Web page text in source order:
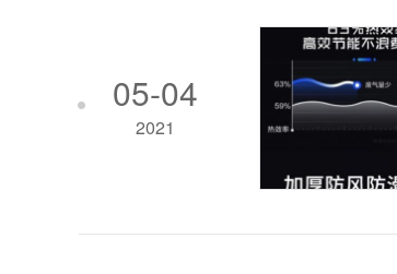
05-04
2021